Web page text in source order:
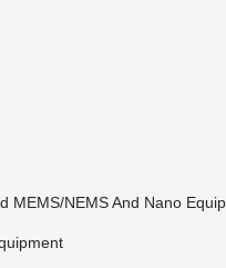
MEMS/NEMS And Nano